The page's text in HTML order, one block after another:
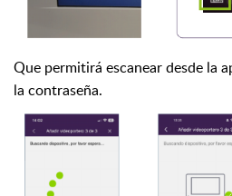
Que permitirá escanear desde la
la contraseña.